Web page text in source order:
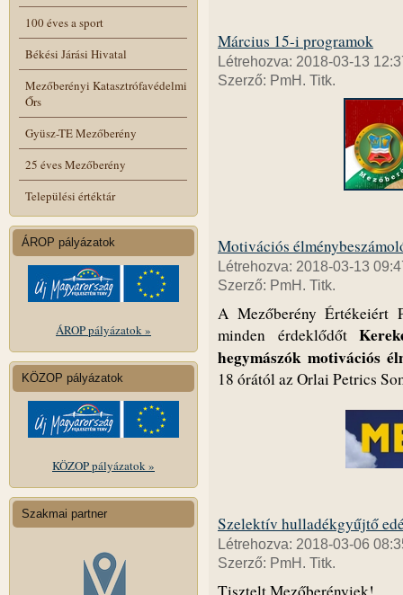
100 éves a sport
Békési Járási Hivatal
Mezőberényi Katasztrófavédelmi
Őrs
Gyüsz-TE Mezőberény
25 éves Mezőberény
Települési értéktár
ÁROP pályázatok
ÁROP pályázatok »
KÖZOP pályázatok
KÖZOP pályázatok »
Szakmai partner
Március 15-i programok
Létrehozva: 2018-03-13
Szerző: PmH. Titk.
Motivációs
Létrehozva: 2018-03-13
Szerző: PmH. Titk.
A Mezőberény Értékeiért
minden érdeklődőt
hegymászók motivációs
18 órától az Orlai Petrics
Szelektív hulladékgyűjtő
Létrehozva: 2018-03-06
Szerző: PmH. Titk.